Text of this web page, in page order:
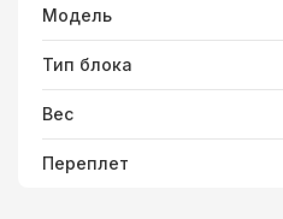
Модель
Тип блока
Вес
Переплет